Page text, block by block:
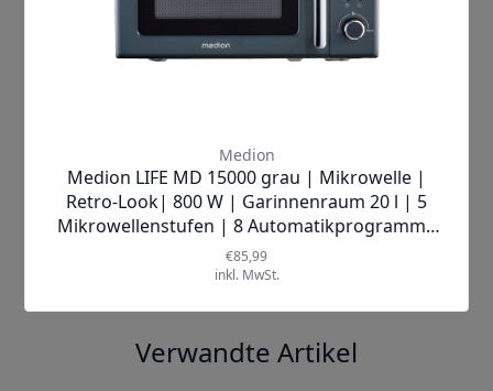
1-2 Werktage
Breite (cm)
33 cm
Mehr anzeigen ▼
Verwandte Artikel